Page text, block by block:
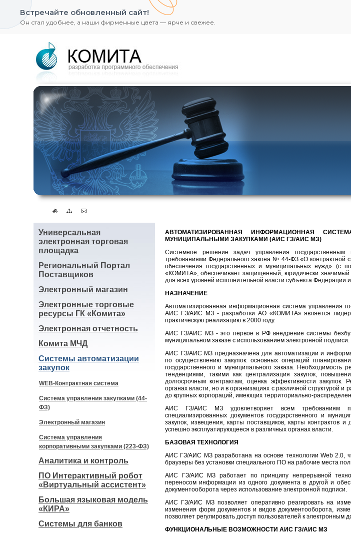
Встречайте обновленный сайт!
Он стал удобнее, а наши фирменные цвета — ярче и свежее.
Универсальная
электронная торговая
площадка
Региональный Портал
Поставщиков
Электронный магазин
Электронные торговые
ресурсы ГК «Комита»
Электронная отчетность
Комита МЧД
Системы автоматизации
закупок
WEB-Контрактная система
Система управления закупками (44-
ФЗ)
Электронный магазин
Система управления
корпоративными закупками (223-ФЗ)
Аналитика и контроль
ПО Интерактивный робот
«Виртуальный ассистент»
Большая языковая модель
«КИРА»
Системы для банков
АВТОМАТИЗИРОВАННАЯ ИНФОРМАЦИОННАЯ
МУНИЦИПАЛЬНЫМИ ЗАКУПКАМИ (АИС ГЗ/АИС МЗ)
Системное решение задач управления
требованиями Федерального закона № 44-ФЗ «О контрактной
обеспечения государственных и муниципальных нужд» (с
«КОМИТА», обеспечивает защищенный, юридически значимый
для всех уровней исполнительной власти субъекта Федерации
НАЗНАЧЕНИЕ
Автоматизированная информационная система управления
АИС ГЗ/АИС МЗ - разработки АО «КОМИТА» является
практическую реализацию в 2000 году.
АИС ГЗ/АИС МЗ - это первое в РФ внедрение системы
муниципальном заказе с использованием электронной подписи.
АИС ГЗ/АИС МЗ предназначена для автоматизации и
по осуществлению закупок: основных операций
государственного и муниципального заказа.
тенденциями, такими как централизация закупок,
долгосрочным контрактам, оценка эффективности
органах власти, но и в организациях с различной структурой
до крупных корпораций, имеющих территориально-
АИС ГЗ/АИС МЗ удовлетворяет всем требованиям
специализированных документов государственного и
закупок, извещения, карты поставщиков, карты контрактов
успешно эксплуатирующееся в различных органах власти.
БАЗОВАЯ ТЕХНОЛОГИЯ
АИС ГЗ/АИС МЗ разработана на основе технологии Web 2.0,
браузеры без установки специального ПО на рабочие места
АИС ГЗ/АИС МЗ работает по принципу непрерывной
переносом информации из одного документа в другой и
документооборота через использование электронной подписи.
АИС ГЗ/АИС МЗ позволяет оперативно реагировать на
изменения форм документов и видов документооборота,
позволяет регулировать доступ пользователей к электронным
ФУНКЦИОНАЛЬНЫЕ ВОЗМОЖНОСТИ АИС ГЗ/АИС МЗ